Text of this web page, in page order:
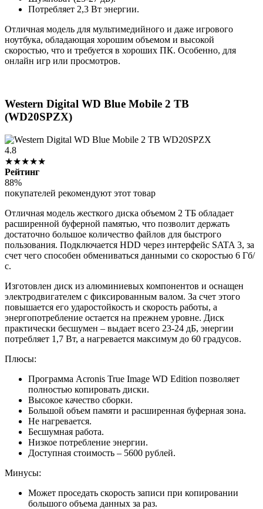
Потребляет 2,3 Вт энергии.
Отличная модель для мультимедийного и даже игрового
ноутбука, обладающая хорошим объемом и высокой
скоростью, что и требуется в хороших ПК. Особенно, для
онлайн игр или просмотров.
Western Digital WD Blue Mobile 2 TB
(WD20SPZX)
4.8
★★★★★
Рейтинг
88%
покупателей рекомендуют этот товар
Отличная модель жесткого диска объемом 2 ТБ обладает
расширенной буферной памятью, что позволит держать
достаточно большое количество файлов для быстрого
пользования. Подключается HDD через интерфейс SATA 3, за
счет чего способен обмениваться данными со скоростью 6 Гб/
с.
Изготовлен диск из алюминиевых компонентов и оснащен
электродвигателем с фиксированным валом. За счет этого
повышается его ударостойкость и скорость работы, а
энергопотребление остается на прежнем уровне. Диск
практически бесшумен – выдает всего 23-24 дБ, энергии
потребляет 1,7 Вт, а нагревается максимум до 60 градусов.
Плюсы:
Программа Acronis True Image WD Edition позволяет
полностью копировать диски.
Высокое качество сборки.
Большой объем памяти и расширенная буферная зона.
Не нагревается.
Бесшумная работа.
Низкое потребление энергии.
Доступная стоимость – 5600 рублей.
Минусы:
Может проседать скорость записи при копировании
большого объема данных за раз.